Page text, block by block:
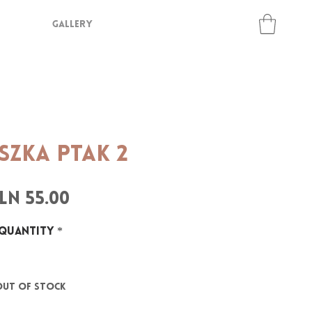
GALLERY
PTAK 2
55.00
*
of Stock